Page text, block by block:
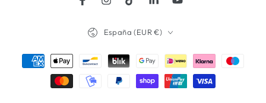
FacebookInstagramTikTokLinkedInYouTube
España (EUR €)
Métodos